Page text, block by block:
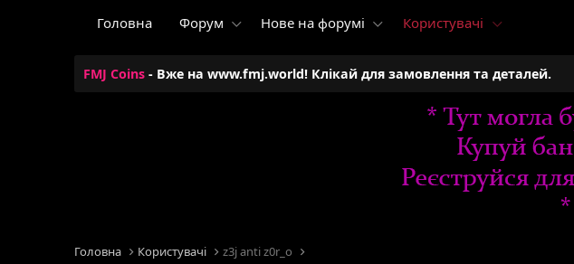
Головна Форум Нове на форумі Користувачі
FMJ Coins - Вже на www.fmj.world! Клікай для замовлення та деталей.
Головна Користувачі z3j anti z0r_o